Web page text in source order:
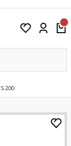
200